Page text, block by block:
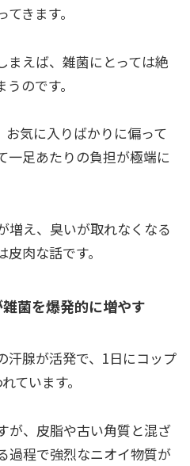
きます。
まえば、雑菌にとっては絶
のです。
気に入りばかりに偏って
一足あたりの負担が極端に
増え、臭いが取れなくなる
肉な話です。
菌を爆発的に増やす
汗腺が活発で、1日にコップ
ています。
が、皮脂や古い角質と混ざ
過程で強烈なニオイ物質が